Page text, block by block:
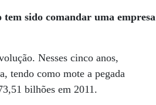
tem sido comandar uma empresa
Nesses cinco anos,
tendo como mote a pegada
bilhões em 2011.